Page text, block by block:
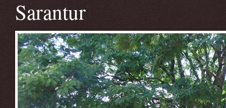
Sarantur